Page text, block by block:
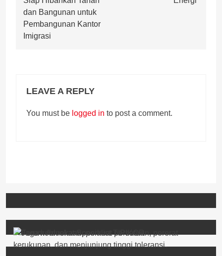
dan Bangunan untuk
Pembangunan Kantor
Imigrasi
LEAVE A REPLY
You must be logged in to post a comment.